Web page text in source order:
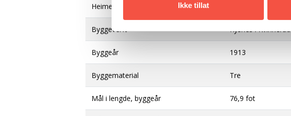
Ikke tillat
Heimehamn
Byggeverft Kysnes i Kvinherad
Byggeår 1913
Byggematerial Tre
Mål i lengde, byggeår 76,9 fot